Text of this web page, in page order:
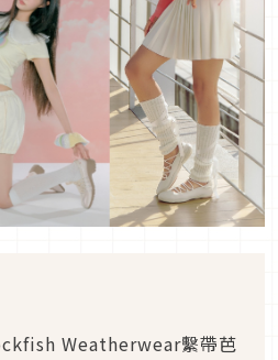
Weatherwear繫帶芭